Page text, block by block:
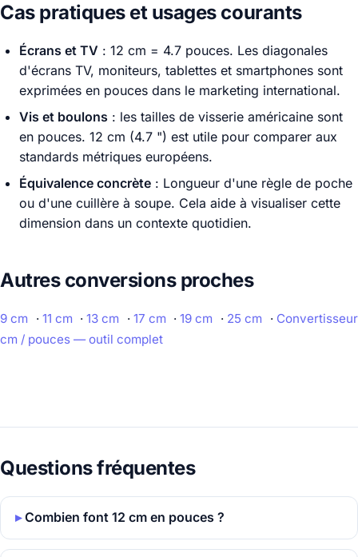
Cas pratiques et usages courants
Écrans et TV : 12 cm = 4.7 pouces. Les diagonales
d'écrans TV, moniteurs, tablettes et smartphones sont
exprimées en pouces dans le marketing international.
Vis et boulons : les tailles de visserie américaine sont
en pouces. 12 cm (4.7 ") est utile pour comparer aux
standards métriques européens.
Équivalence concrète : Longueur d'une règle de poche
ou d'une cuillère à soupe. Cela aide à visualiser cette
dimension dans un contexte quotidien.
Autres conversions proches
9 cm · 11 cm ·13 cm · 17 cm ·19 cm · 25 cm · Convertisseur
cm / pouces — outil complet
Questions fréquentes
Combien font 12 cm en pouces ?